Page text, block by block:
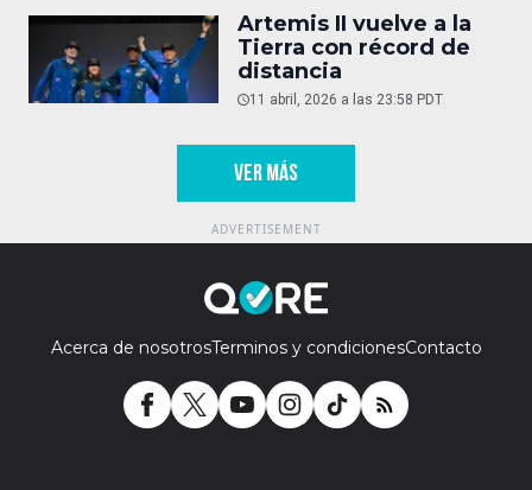
Artemis II vuelve a la
Tierra con récord de
distancia
11 abril, 2026 a las 23:58 PDT
VER MÁS
Acerca de nosotrosTerminos y condicionesContacto